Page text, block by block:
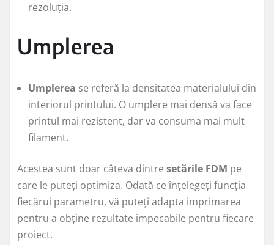
rezoluția.
Umplerea
Umplerea se referă la densitatea materialului din
interiorul printului. O umplere mai densă va face
printul mai rezistent, dar va consuma mai mult
filament.
Acestea sunt doar câteva dintre setările FDM pe
care le puteți optimiza. Odată ce înțelegeți funcția
fiecărui parametru, vă puteți adapta imprimarea
pentru a obține rezultate impecabile pentru fiecare
proiect.